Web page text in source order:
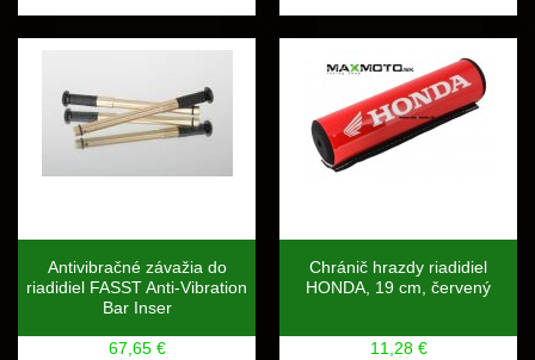
Antivibračné závažia do
riadidiel FASST Anti-Vibration
Bar Inser
67,65 €
Chránič hrazdy riadidiel
HONDA, 19 cm, červený
11,28 €